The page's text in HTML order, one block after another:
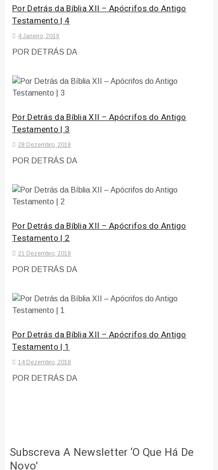
Por Detrás da Bíblia XII – Apócrifos do Antigo
Testamento | 4
4 Janeiro, 2019
POR DETRÁS DA
Por Detrás da Bíblia XII – Apócrifos do Antigo
Testamento | 3
28 Dezembro, 2018
POR DETRÁS DA
Por Detrás da Bíblia XII – Apócrifos do Antigo
Testamento | 2
21 Dezembro, 2018
POR DETRÁS DA
Por Detrás da Bíblia XII – Apócrifos do Antigo
Testamento | 1
14 Dezembro, 2018
POR DETRÁS DA
Subscreva A Newsletter ‘O Que Há De
Novo’